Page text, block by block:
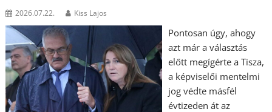
2026.07.22. Kiss Lajos
Pontosan úgy, ahogy
azt már a választás
előtt megígérte a Tisza,
a képviselői mentelmi
jog védte másfél
évtizeden át az